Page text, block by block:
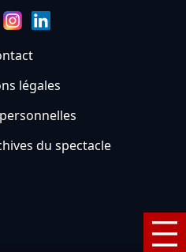
légales
du spectacle